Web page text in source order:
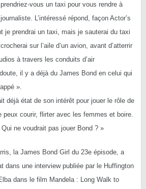
vous un taxi pour vous rendre à
L’intéressé répond, façon Actor’s
je prendrai un taxi, mais je sauterai du taxi
sur l’aile d’un avion, avant d’atterrir
à travers les conduits d’air
il y a déjà du James Bond en celui qui
».
déjà état de son intérêt pour jouer le rôle de
peux courir, flirter avec les femmes et boire.
ne voudrait pas jouer Bond ? »
la James Bond Girl du 23e épisode, a
dans une interview publiée par le Huffington
dans le film Mandela : Long Walk to